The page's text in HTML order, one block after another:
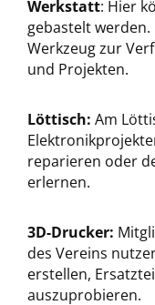
Werkstatt: Hier
gebastelt werden.
Werkzeug zur
und Projekten.
Löttisch: Am
reparieren oder
erlernen.
3D-Drucker:
des Vereins
erstellen,
auszuprobieren.